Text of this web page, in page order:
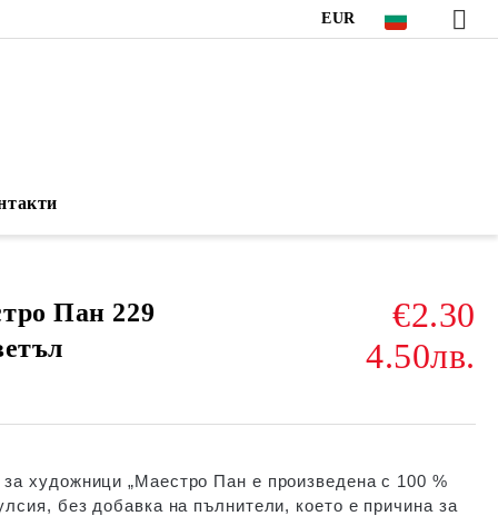
EUR
Пан 229
€2.30
4.50лв.
художници „Маестро Пан е произведена с 100 %
без добавка на пълнители, което е причина за